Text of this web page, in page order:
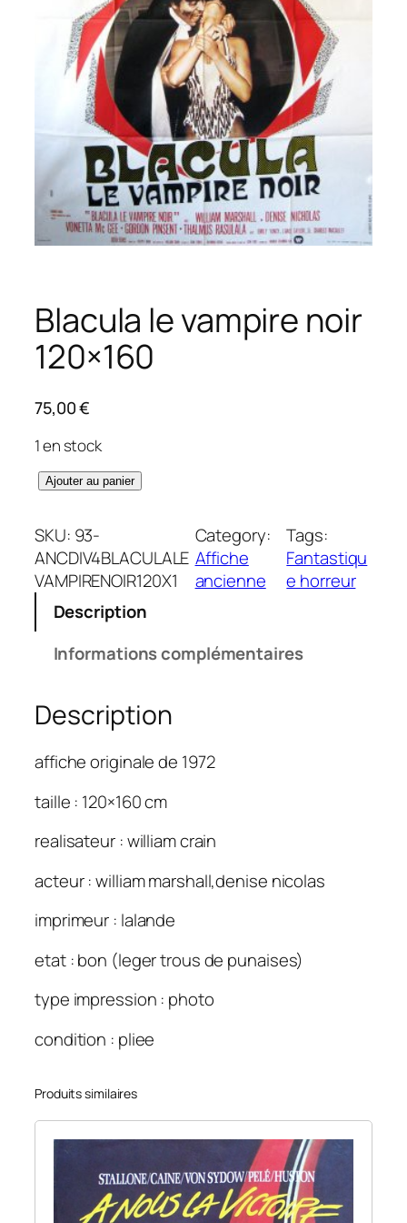
Blacula le vampire noir
120×160
75,00€
1 en stock
q
a
n
t
i
B
l
a
c
u
a
e
v
m
i
e
o
i
Ajouter au panier
SKU: 93-
ANCDIV4BLACULALE
VAMPIRENOIR120X1
Category:
Affiche
ancienne
Tags:
Fantastiqu
e horreur
Description
Informations complémentaires
Description
affiche originale de 1972
taille : 120×160 cm
realisateur : william crain
acteur : william marshall,denise nicolas
imprimeur : lalande
etat : bon (leger trous de punaises)
type impression : photo
condition : pliee
Produits similaires